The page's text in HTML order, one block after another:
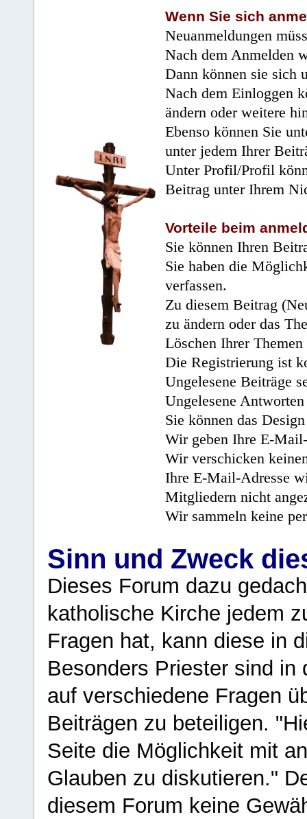
Wenn Sie sich
Neuanmeldungen
Nach dem Anmelden
Dann können sie sich
Nach dem Einloggen
ändern oder weitere
Ebenso können Sie
unter jedem Ihrer
Unter Profil/Profil
Beitrag unter Ihrem
Vorteile beim
Sie können Ihren
Sie haben die
verfassen.
Zu diesem Beitrag
zu ändern oder das
Löschen Ihrer
Die Registrierung ist
Ungelesene Beiträge
Ungelesene
Sie können das
Wir geben Ihre E-
Wir verschicken
Ihre E-Mail-Adresse
Mitgliedern nicht
Wir sammeln keine
Sinn und Zweck
Dieses Forum dazu
katholische Kirche jedem
Fragen hat, kann diese in
Besonders Priester sind in
auf verschiedene Fragen
Beiträgen zu beteiligen.
Seite die Möglichkeit mit
Glauben zu diskutieren."
diesem Forum keine